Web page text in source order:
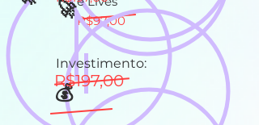
R$97,00
​🚀
💰
Investimento:
R$197,00